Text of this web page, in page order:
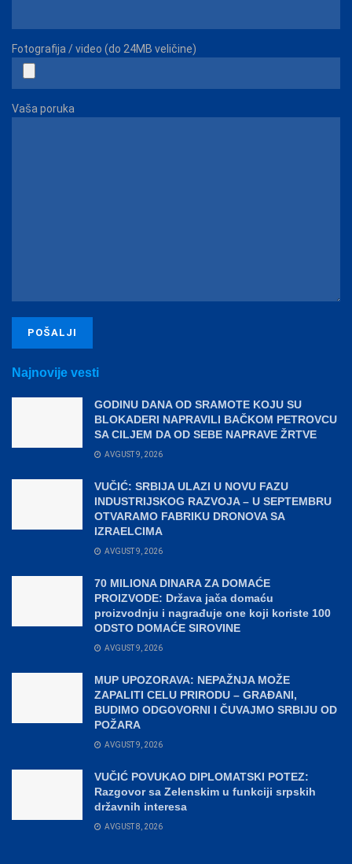
Fotografija / video (do 24MB veličine)
Vaša poruka
Najnovije vesti
GODINU DANA OD SRAMOTE KOJU SU
BLOKADERI NAPRAVILI BAČKOM PETROVCU
SA CILJEM DA OD SEBE NAPRAVE ŽRTVE
AVGUST 9, 2026
VUČIĆ: SRBIJA ULAZI U NOVU FAZU
INDUSTRIJSKOG RAZVOJA – U SEPTEMBRU
OTVARAMO FABRIKU DRONOVA SA
IZRAELCIMA
AVGUST 9, 2026
70 MILIONA DINARA ZA DOMAĆE
PROIZVODE: Država jača domaću
proizvodnju i nagrađuje one koji koriste 100
ODSTO DOMAĆE SIROVINE
AVGUST 9, 2026
MUP UPOZORAVA: NEPAŽNJA MOŽE
ZAPALITI CELU PRIRODU – GRAĐANI,
BUDIMO ODGOVORNI I ČUVAJMO SRBIJU OD
POŽARA
AVGUST 9, 2026
VUČIĆ POVUKAO DIPLOMATSKI POTEZ:
Razgovor sa Zelenskim u funkciji srpskih
državnih interesa
AVGUST 8, 2026